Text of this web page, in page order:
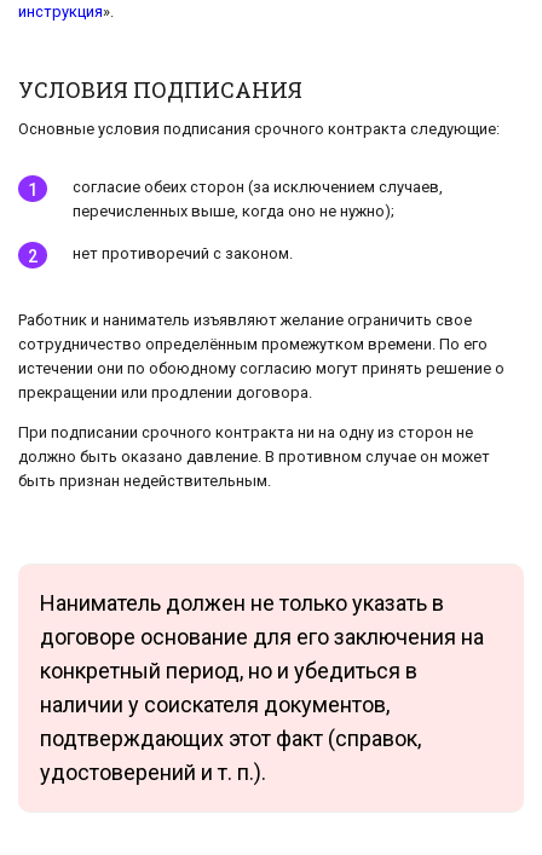
инструкция».
УСЛОВИЯ ПОДПИСАНИЯ
Основные условия подписания срочного контракта следующие:
согласие обеих сторон (за исключением случаев,
перечисленных выше, когда оно не нужно);
нет противоречий с законом.
Работник и наниматель изъявляют желание ограничить свое
сотрудничество определённым промежутком времени. По его
истечении они по обоюдному согласию могут принять решение о
прекращении или продлении договора.
При подписании срочного контракта ни на одну из сторон не
должно быть оказано давление. В противном случае он может
быть признан недействительным.
Наниматель должен не только указать в
договоре основание для его заключения на
конкретный период, но и убедиться в
наличии у соискателя документов,
подтверждающих этот факт (справок,
удостоверений и т. п.).